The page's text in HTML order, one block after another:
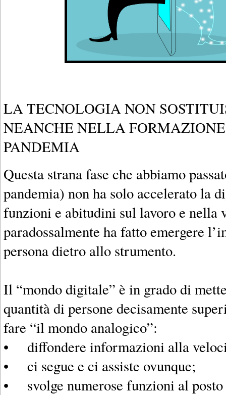
LA TECNOLOGIA NON
NEANCHE NELLA
PANDEMIA
Questa strana fase che abbiamo
pandemia) non ha solo accelerato la
funzioni e abitudini sul lavoro e nella
paradossalmente ha fatto emergere
persona dietro allo strumento.
Il “mondo digitale” è in grado di
quantità di persone decisamente
fare “il mondo analogico”:
• diffondere informazioni alla
• ci segue e ci assiste ovunque;
• svolge numerose funzioni al posto